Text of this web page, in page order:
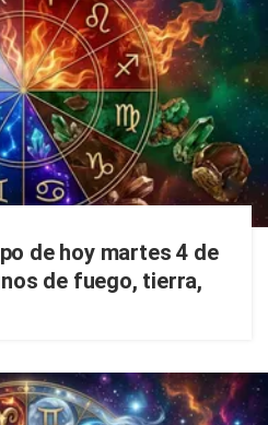
de hoy martes 4 de
de fuego, tierra,